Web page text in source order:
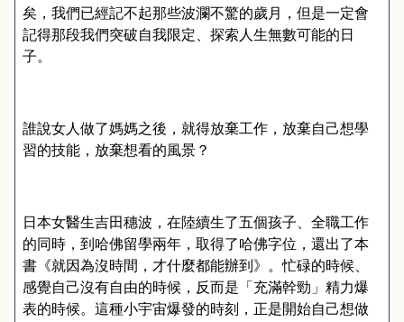
矣，我們已經記不起那些波瀾不驚的歲月，但是一定會
記得那段我們突破自我限定、探索人生無數可能的日
子。
誰說女人做了媽媽之後，就得放棄工作，放棄自己想學
習的技能，放棄想看的風景？
日本女醫生吉田穗波，在陸續生了五個孩子、全職工作
的同時，到哈佛留學兩年，取得了哈佛字位，還出了本
書《就因為沒時間，才什麼都能辦到》。忙碌的時候、
感覺自己沒有自由的時候，反而是「充滿幹勁」精力爆
表的時候。這種小宇宙爆發的時刻，正是開始自己想做